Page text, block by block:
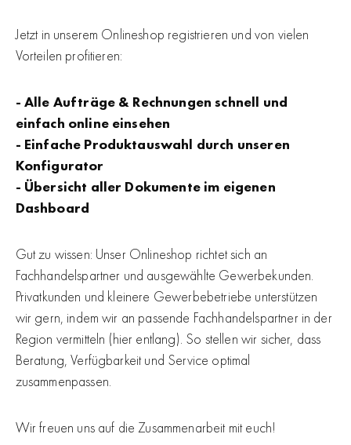
Jetzt in unserem Onlineshop registrieren und von vielen
Vorteilen profitieren:
- Alle Aufträge & Rechnungen schnell und
einfach online einsehen
- Einfache Produktauswahl durch unseren
Konfigurator
- Übersicht aller Dokumente im eigenen
Dashboard
Gut zu wissen: Unser Onlineshop richtet sich an
Fachhandelspartner und ausgewählte Gewerbekunden.
Privatkunden und kleinere Gewerbebetriebe unterstützen
wir gern, indem wir an passende Fachhandelspartner in der
Region vermitteln (hier entlang). So stellen wir sicher, dass
Beratung, Verfügbarkeit und Service optimal
zusammenpassen.
Wir freuen uns auf die Zusammenarbeit mit euch!